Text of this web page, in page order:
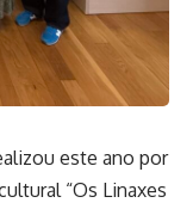
este ano por
“Os Linaxes